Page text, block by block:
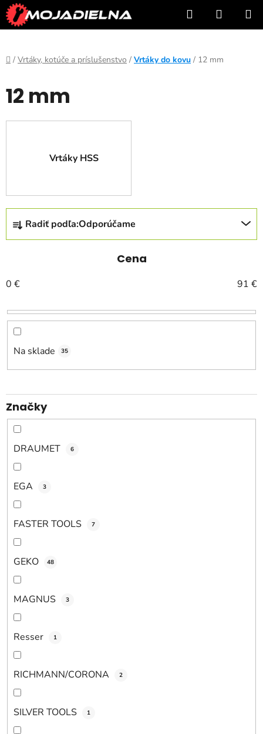
Prejsť
na
obsah
Hľadať
KOŠÍK
Domov
/ Vrtáky, kotúče a príslušenstvo / Vrtáky do kovu / 12 mm
12 mm
Vrtáky HSS
R
a
d
n
i
e
p
o
d
k
t
o
Radiť podľa:Odporúčame
Cena
0 € 91 €
Na sklade 35
Značky
DRAUMET 6
EGA 3
FASTER TOOLS 7
GEKO 48
MAGNUS 3
Resser 1
RICHMANN/CORONA 2
SILVER TOOLS 1